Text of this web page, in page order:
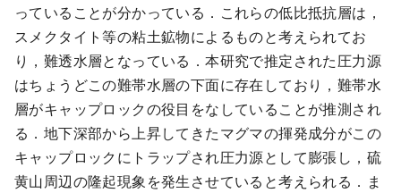
っていることが分かっている．これらの低比抵抗層は，
スメクタイト等の粘土鉱物によるものと考えられてお
り，難透水層となっている．本研究で推定された圧力源
はちょうどこの難帯水層の下面に存在しており，難帯水
層がキャップロックの役目をなしていることが推測され
る．地下深部から上昇してきたマグマの揮発成分がこの
キャップロックにトラップされ圧力源として膨張し，硫
黄山周辺の隆起現象を発生させていると考えられる．ま